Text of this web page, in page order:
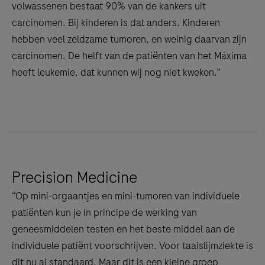
volwassenen bestaat 90% van de kankers uit
carcinomen. Bij kinderen is dat anders. Kinderen
hebben veel zeldzame tumoren, en weinig daarvan zijn
carcinomen. De helft van de patiënten van het Máxima
heeft leukemie, dat kunnen wij nog niet kweken.”
Precision Medicine
“Op mini-orgaantjes en mini-tumoren van individuele
patiënten kun je in principe de werking van
geneesmiddelen testen en het beste middel aan de
individuele patiënt voorschrijven. Voor taaislijmziekte is
dit nu al standaard. Maar dit is een kleine groep